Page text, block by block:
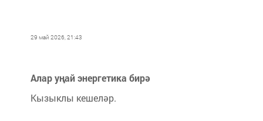
29 май 2026, 21:43
Алар уңай энергетика бирә
Кызыклы кешеләр.